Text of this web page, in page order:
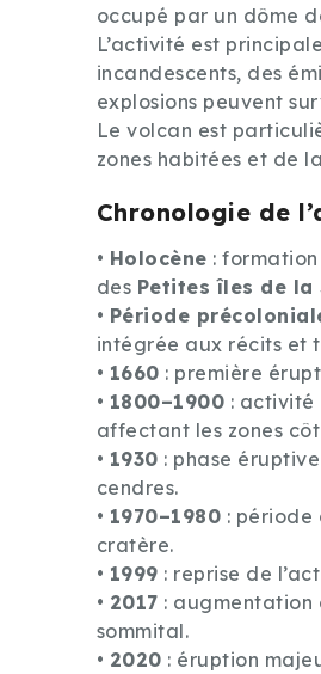
occupé par un dôme
L’activité est
incandescents, des
explosions peuvent
Le volcan est
zones habitées et de
Chronologie de
• Holocène :
des Petites îles de la
• Période
intégrée aux récits et
• 1660 : première
• 1800–1900 : activité
affectant les zones
• 1930 : phase
cendres.
• 1970–1980 :
cratère.
• 1999 : reprise de
• 2017 : augmentation
sommital.
• 2020 : éruption